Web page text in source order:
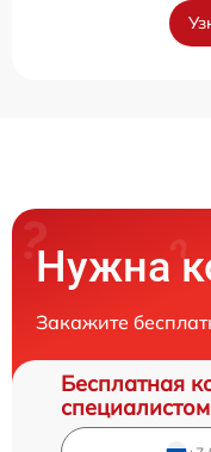
Нужна
Закажите
Бесплатная
специалистом